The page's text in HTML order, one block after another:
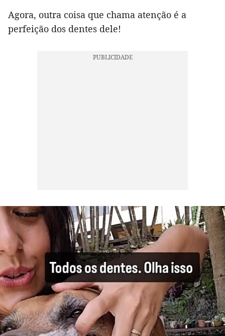
Agora, outra coisa que chama atenção é a
perfeição dos dentes dele!